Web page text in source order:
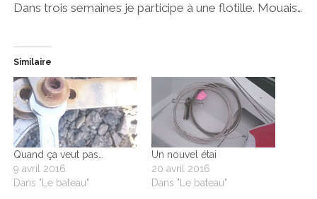
Dans trois semaines je participe à une flotille. Mouais…
Similaire
Quand ça veut pas…
9 avril 2016
Dans "Le bateau"
Un nouvel étai
20 avril 2016
Dans "Le bateau"